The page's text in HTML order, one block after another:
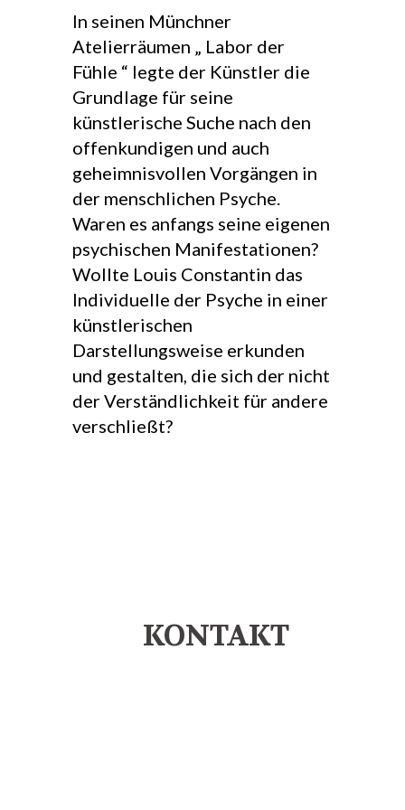
In seinen Münchner
Atelierräumen „ Labor der
Fühle “ legte der Künstler die
Grundlage für seine
künstlerische Suche nach den
offenkundigen und auch
geheimnisvollen Vorgängen in
der menschlichen Psyche.
Waren es anfangs seine eigenen
psychischen Manifestationen?
Wollte Louis Constantin das
Individuelle der Psyche in einer
künstlerischen
Darstellungsweise erkunden
und gestalten, die sich der nicht
der Verständlichkeit für andere
verschließt?
KONTAKT